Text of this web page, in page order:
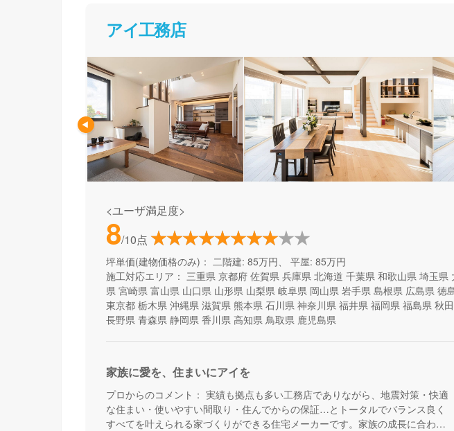
アイ工務店
<ユーザ満足度>
8/10点
坪単価(建物価格のみ)： 二階建: 85万円、 平屋: 85万円
施工対応エリア： 三重県 京都府 佐賀県 兵庫県 北海道 千葉県 和歌山県 埼玉県
県 宮崎県 富山県 山口県 山形県 山梨県 岐阜県 岡山県 岩手県 島根県 広島県 徳
東京都 栃木県 沖縄県 滋賀県 熊本県 石川県 神奈川県 福井県 福岡県 福島県 秋
長野県 青森県 静岡県 香川県 高知県 鳥取県 鹿児島県
家族に愛を、住まいにアイを
プロからのコメント： 実績も拠点も多い工務店でありながら、地震対策・快適
な住まい・使いやすい間取り・住んでからの保証…とトータルでバランス良く
すべてを叶えられる家づくりができる住宅メーカーです。家族の成長に合わせ